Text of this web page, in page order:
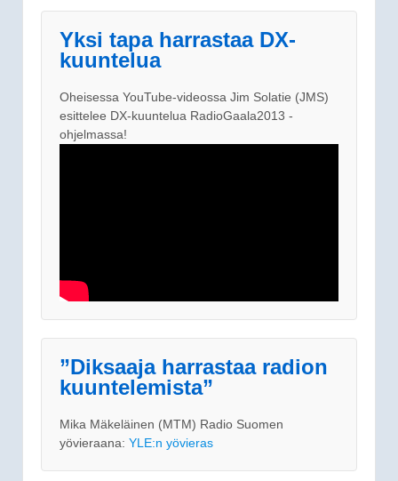
Yksi tapa harrastaa DX-
kuuntelua
Oheisessa YouTube-videossa Jim Solatie (JMS)
esittelee DX-kuuntelua RadioGaala2013 -
ohjelmassa!
”Diksaaja harrastaa radion
kuuntelemista”
Mika Mäkeläinen (MTM) Radio Suomen
yövieraana: YLE:n yövieras